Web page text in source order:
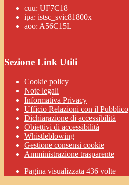
cuu: UF7C18
ipa: istsc_svic81800x
aoo: A56C15L
Sezione Link Utili
Cookie policy
Note legali
Informativa Privacy
Ufficio Relazioni con il Pubblico
Dichiarazione di accessibilità
Obiettivi di accessibilità
Whistleblowing
Gestione consensi cookie
Amministrazione trasparente
Pagina visualizzata 436 volte